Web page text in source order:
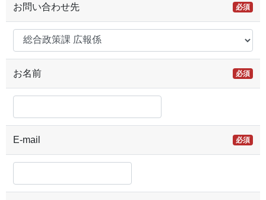
お問い合わせ先 必須
お名前 必須
E-mail 必須